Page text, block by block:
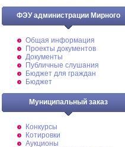
ФЭУ администрации Мирного
Общая информация
Проекты документов
Документы
Публичные слушания
Бюджет для граждан
Бюджет
Муниципальный заказ
Конкурсы
Котировки
Аукционы